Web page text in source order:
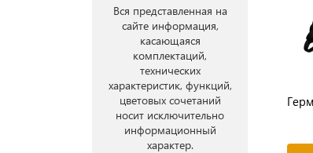
Вся представленная на
сайте информация,
касающаяся
комплектаций,
технических
характеристик, функций,
цветовых сочетаний
носит исключительно
информационный
характер.